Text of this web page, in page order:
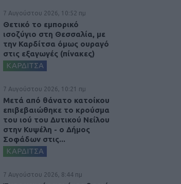
7 Αυγούστου 2026, 10:52 πμ
Θετικό το εμπορικό
ισοζύγιο στη Θεσσαλία, με
την Καρδίτσα όμως ουραγό
στις εξαγωγές (πίνακες)
ΚΑΡΔΙΤΣΑ
7 Αυγούστου 2026, 10:21 πμ
Μετά από θάνατο κατοίκου
επιβεβαιώθηκε το κρούσμα
του ιού του Δυτικού Νείλου
στην Κυψέλη - ο Δήμος
Σοφάδων στις...
ΚΑΡΔΙΤΣΑ
7 Αυγούστου 2026, 8:44 πμ